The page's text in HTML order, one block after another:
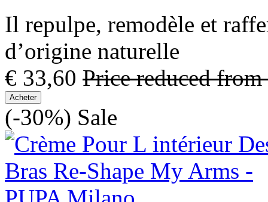
Il repulpe, remodèle et
d’origine naturelle
€ 33,60 Price reduced from
Acheter
(-30%) Sale